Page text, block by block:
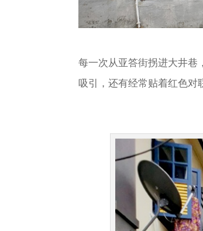
每一次从亚答街拐进大井
吸引，还有经常贴着红色对